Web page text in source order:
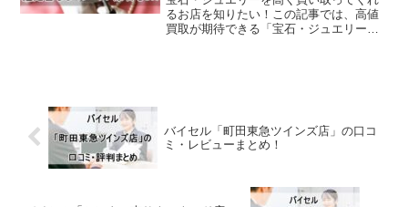
るお店を知りたい！この記事では、高値
買取が期待できる「宝石・ジュエリー買
バイセル「町田東急ツインズ店」の口コ
ミ・レビューまとめ！